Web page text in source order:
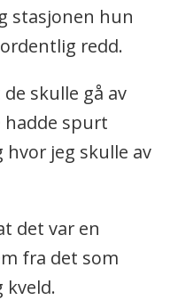
stasjonen hun
redd.
skulle gå av
hadde spurt
hvor jeg skulle av
det var en
fra det som
kveld.